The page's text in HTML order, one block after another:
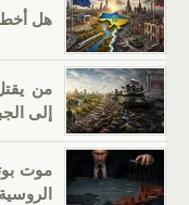
هل أخطأ
من
إلى
موت